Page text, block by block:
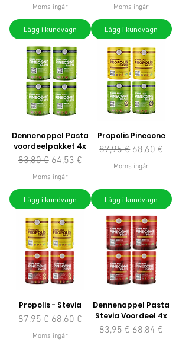
Moms ingår
Lägg i kundvagn
Moms ingår
Lägg i kundvagn
Dennenappel Pasta
voordeelpakket 4x
Ordinarie pris
83,80 € Reapris
64,53 €
Moms ingår
Lägg i kundvagn
Propolis Pinecone
Ordinarie pris
87,95 € Reapris
68,60 €
Moms ingår
Lägg i kundvagn
Propolis - Stevia
Ordinarie pris
87,95 € Reapris
68,60 €
Moms ingår
Dennenappel Pasta
Stevia Voordeel 4x
Ordinarie pris
83,95 € Reapris
68,84 €